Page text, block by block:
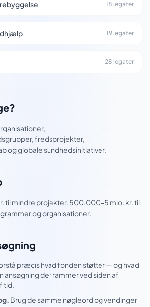
18 legater
19 legater
28 legater
fredsprojekter,
og globale sundhedsinitiativer.
mindre projekter. 500.000-5 mio. kr. til
og organisationer.
præcis hvad fonden støtter — og hvad
ansøgning der rammer ved siden af
tid.
Brug de samme nøgleord og vendinger